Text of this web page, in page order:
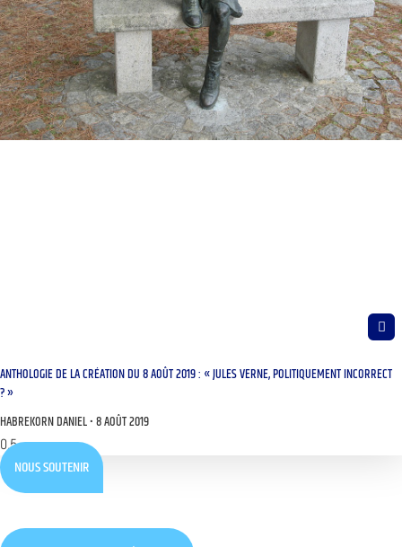
ANTHOLOGIE DE LA CRÉATION DU 8 AOÛT 2019 : « JULES VERNE, POLITIQUEMENT INCORRECT
? »
HABREKORN DANIEL 8 AOÛT 2019
NOUS SOUTENIR